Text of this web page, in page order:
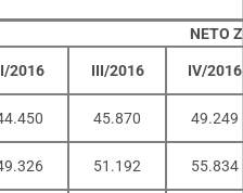
NETO
2016 III/2016 IV/2016
45.870 49.249
51.192 55.834